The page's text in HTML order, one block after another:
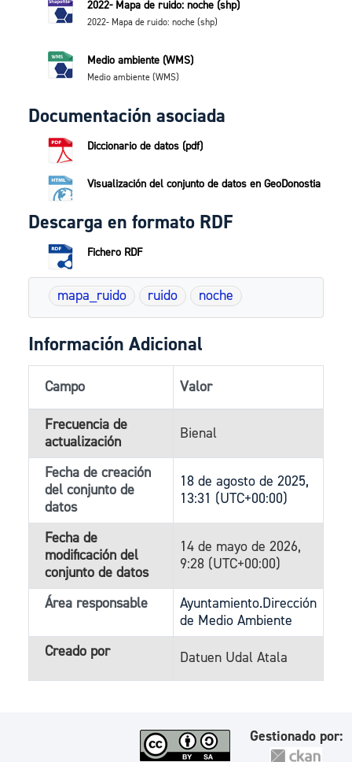
2022- Mapa de ruido: noche (shp)
2022- Mapa de ruido: noche (shp)
Medio ambiente (WMS)
Medio ambiente (WMS)
Documentación asociada
Diccionario de datos (pdf)
Visualización del conjunto de datos en GeoDonostia
Descarga en formato RDF
Fichero RDF
mapa_ruido ruido noche
Información Adicional
Campo Valor
Frecuencia de
actualización
Bienal
Fecha de creación
del conjunto de
datos
18 de agosto de 2025,
13:31 (UTC+00:00)
Fecha de
modificación del
conjunto de datos
14 de mayo de 2026,
9:28 (UTC+00:00)
Área responsable
Ayuntamiento.Dirección
de Medio Ambiente
Creado por
Datuen Udal Atala
Gestionado por: